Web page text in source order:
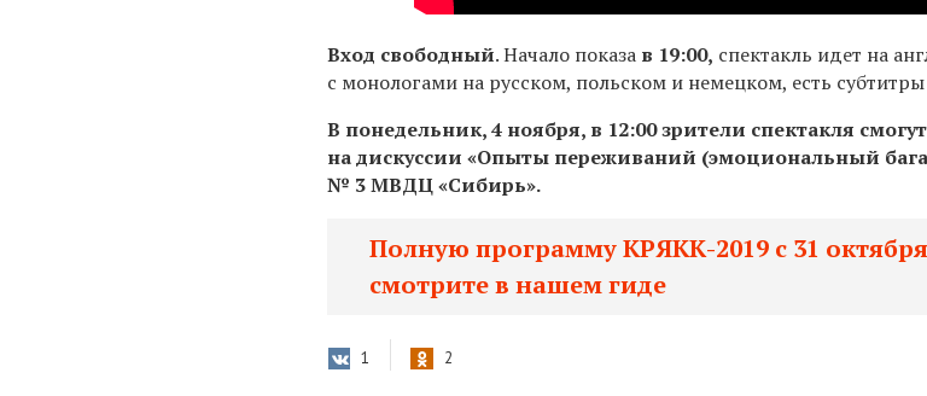
Вход свободный. Начало показа в 19:00, спектакль идет на
с монологами на русском, польском и немецком, есть
В понедельник, 4 ноября, в 12:00 зрители спектакля
на дискуссии «Опыты переживаний (эмоциональный
№ 3 МВДЦ «Сибирь».
Полную программу КРЯКК-2019 с 31
смотрите в нашем гиде
1 2